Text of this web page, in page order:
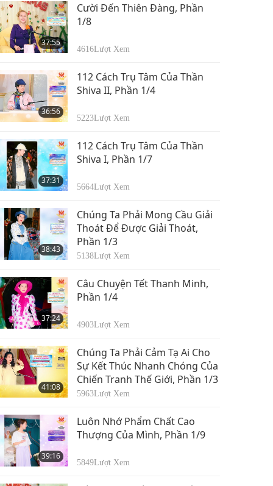
7/9 Ngày 26 tháng 12,
22729Lượt Xem
Các Loại Ấm Ma - Sắc
8/9 Ngày 26 tháng 12,
2018
13010Lượt Xem
Các Loại Ấm Ma - Sắc
9/9 Ngày 26 tháng 12,
2018
13228Lượt Xem
37:55
Cười Đến Thiên Đàng, Phần
1/8
4616Lượt Xem
36:56
112 Cách Trụ Tâm Của Thần
Shiva II, Phần 1/4
5223Lượt Xem
37:31
112 Cách Trụ Tâm Của Thần
Shiva I, Phần 1/7
5664Lượt Xem
38:43
Chúng Ta Phải Mong Cầu Giải
Thoát Để Được Giải Thoát,
Phần 1/3
5138Lượt Xem
37:24
Câu Chuyện Tết Thanh Minh,
Phần 1/4
4903Lượt Xem
41:08
Chúng Ta Phải Cảm Tạ Ai Cho
Sự Kết Thúc Nhanh Chóng Của
Chiến Tranh Thế Giới, Phần 1/3
5963Lượt Xem
39:16
Luôn Nhớ Phẩm Chất Cao
Thượng Của Mình, Phần 1/9
5849Lượt Xem